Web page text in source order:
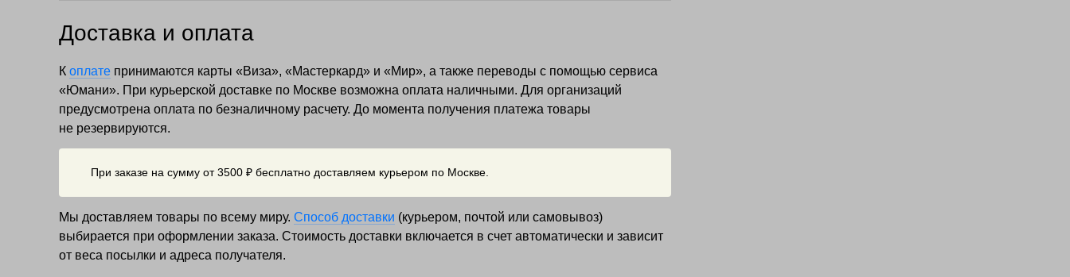
Доставка и оплата
К оплате принимаются карты «Виза», «Мастеркард» и «Мир», а также переводы с помощью сервиса
«Юмани». При курьерской доставке по Москве возможна оплата наличными. Для организаций
предусмотрена оплата по безналичному расчету. До момента получения платежа товары
не резервируются.
При заказе на сумму от 3500 ₽ бесплатно доставляем курьером по Москве.
Мы доставляем товары по всему миру. Способ доставки (курьером, почтой или самовывоз)
выбирается при оформлении заказа. Стоимость доставки включается в счет автоматически и зависит
от веса посылки и адреса получателя.